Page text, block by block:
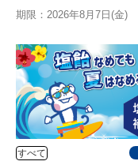
期限：2026年8月7日(金)
すべて